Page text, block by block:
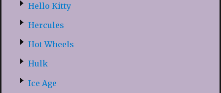
Hello Kitty
Hercules
Hot Wheels
Hulk
Ice Age